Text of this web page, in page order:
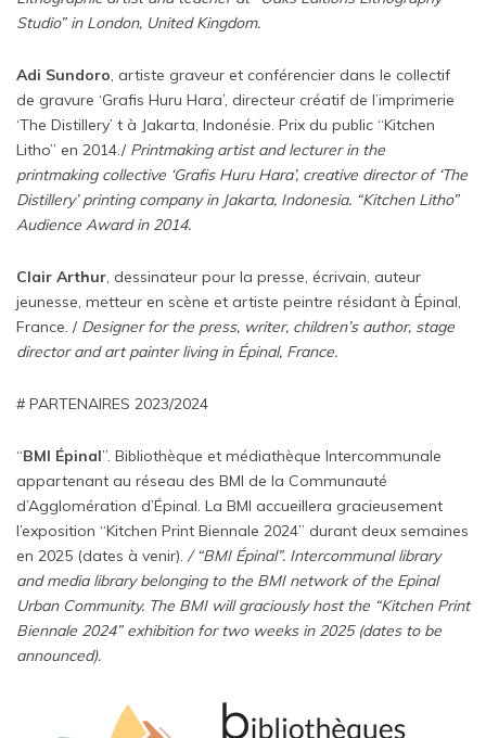
Studio” in London, United Kingdom.
Adi Sundoro, artiste graveur et conférencier dans le collectif
de gravure ‘Grafis Huru Hara’, directeur créatif de l’imprimerie
‘The Distillery’ t à Jakarta, Indonésie. Prix du public “Kitchen
Litho” en 2014./ Printmaking artist and lecturer in the
printmaking collective ‘Grafis Huru Hara’, creative director of ‘The
Distillery’ printing company in Jakarta, Indonesia. “Kitchen Litho”
Audience Award in 2014.
Clair Arthur, dessinateur pour la presse, écrivain, auteur
jeunesse, metteur en scène et artiste peintre résidant à Épinal,
France. /Designer for the press, writer, children’s author, stage
director and art painter living in Épinal, France.
# PARTENAIRES 2023/2024
“BMI Épinal”. Bibliothèque et médiathèque Intercommunale
appartenant au réseau des BMI de la Communauté
d’Agglomération d’Épinal. La BMI accueillera gracieusement
l’exposition “Kitchen Print Biennale 2024” durant deux semaines
en 2025 (dates à venir). / “BMI Épinal”. Intercommunal library
and media library belonging to the BMI network of the Epinal
Urban Community. The BMI will graciously host the “Kitchen Print
Biennale 2024” exhibition for two weeks in 2025 (dates to be
announced).